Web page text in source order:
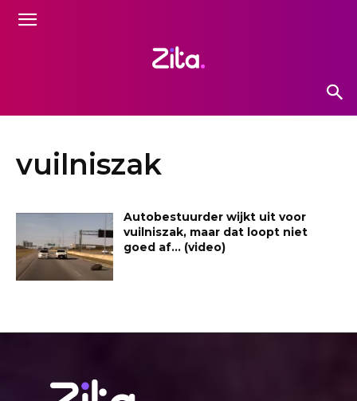
vuilniszak
Autobestuurder wijkt uit voor
vuilniszak, maar dat loopt niet
goed af… (video)